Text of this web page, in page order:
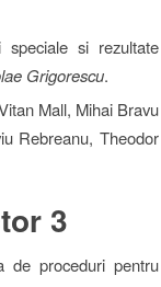
speciale si rezultate
Grigorescu.
Mall, Mihai Bravu
Rebreanu, Theodor
3
de proceduri pentru